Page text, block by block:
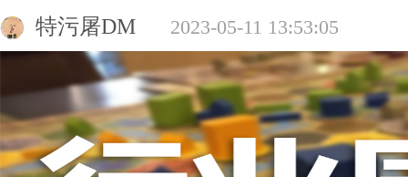
特污屠DM 2023-05-11 13:53:05